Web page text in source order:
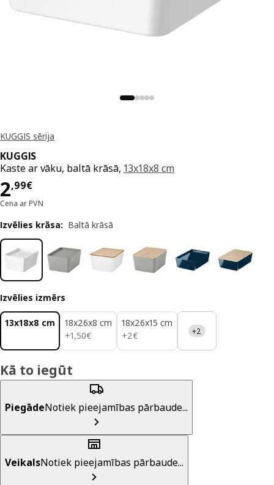
KUGGIS sērija
KUGGIS
Kaste ar vāku, baltā krāsā, 13x18x8 cm
2,99€
Cena 2,99€
Cena ar PVN
Izvēlies krāsa: Baltā krāsā
Izvēlies izmērs
13x18x8 cm
18x26x8 cm
+1,50€
1,50€
18x26x15 cm
+2€
2€ +2
Kā to iegūt
PiegādeNotiek pieejamības pārbaude...
VeikalsNotiek pieejamības pārbaude...